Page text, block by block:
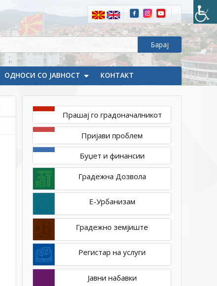
ОДНОСИ СО ЈАВНОСТ КОНТАКТ
на
Kонститутивна
на
Советот
на
Општина
Делчево
Прашај го градоначалникот
Пријави проблем
Буџет и финансии
Градежна Дозвола
Е-Урбанизам
Градежно земјиште
Регистар на услуги
Јавни набавки